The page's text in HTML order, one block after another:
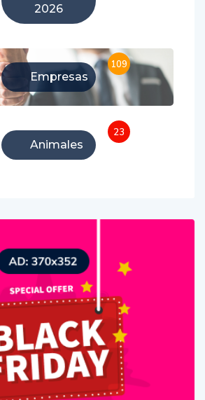
2026
Empresas
109
Animales
23